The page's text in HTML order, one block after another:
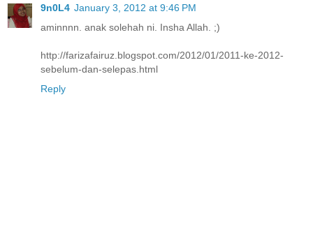
9n0L4 January 3, 2012 at 9:46 PM
aminnnn. anak solehah ni. Insha Allah. ;)
http://farizafairuz.blogspot.com/2012/01/2011-ke-2012-
sebelum-dan-selepas.html
Reply